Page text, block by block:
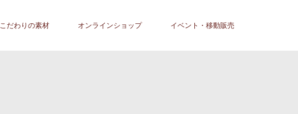
こだわりの素材 オンラインショップ イベント・移動販売